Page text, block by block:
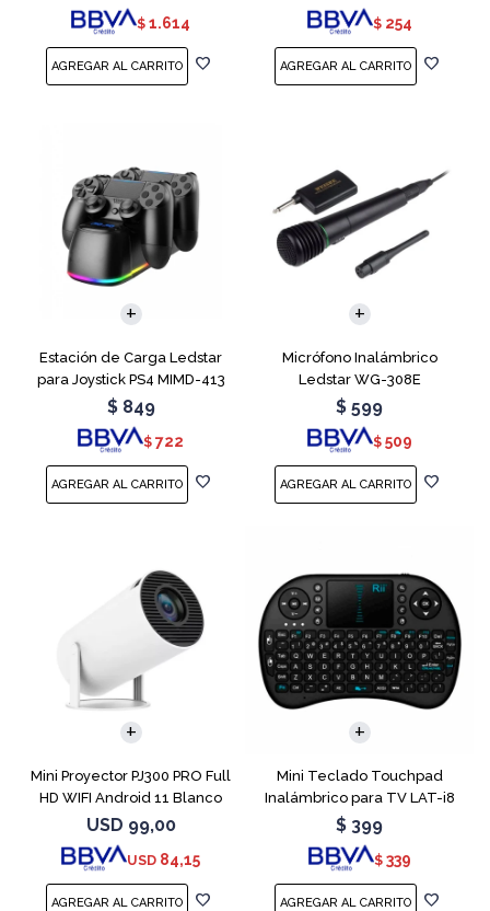
$ 1.614 $ 254
Estación de Carga Ledstar
para Joystick PS4 MIMD-413
RGB
$ 849
$ 722
Micrófono Inalámbrico
Ledstar WG-308E
$ 599
$ 509
Mini Proyector PJ300 PRO Full
HD WIFI Android 11 Blanco
USD 99,00
USD 84,15
Mini Teclado Touchpad
Inalámbrico para TV LAT-i8
$ 399
$ 339